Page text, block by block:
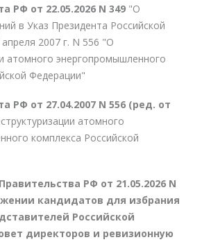
РФ от 22.05.2026 N 349 "О
в Указ Президента Российской
2007 г. N 556 "О
атомного энергопромышленного
Федерации"
РФ от 27.04.2007 N 556 (ред. от
атомного
комплекса Российской
РФ от 21.05.2026 N
кандидатов для избрания
Российской
директоров и ревизионную